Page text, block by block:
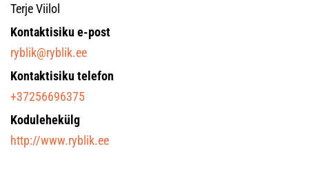
Terje Viilol
Kontaktisiku e-post
ryblik@ryblik.ee
Kontaktisiku telefon
+37256696375
Kodulehekülg
http://www.ryblik.ee